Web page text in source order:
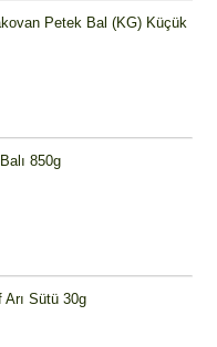
Petek Bal (KG) Küçük
850g
Sütü 30g